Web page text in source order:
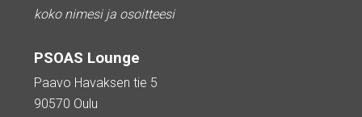
koko nimesi ja osoitteesi
PSOAS Lounge
Paavo Havaksen tie 5
90570 Oulu